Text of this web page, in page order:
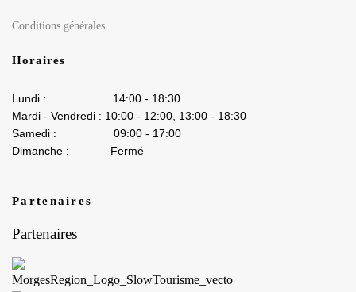
Conditions générales
Horaires
Lundi : 14:00 - 18:30
Mardi - Vendredi : 10:00 - 12:00, 13:00 - 18:30
Samedi : 09:00 - 17:00
Dimanche : Fermé
Partenaires
Partenaires